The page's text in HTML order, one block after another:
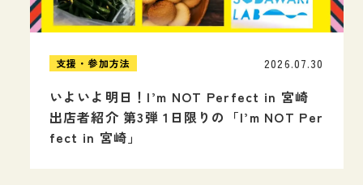
支援・参加方法
いよいよ明日！I’m NOT Perfect in 宮崎
出店者紹介 第3弾 1日限りの「I’m NOT Per
fect in 宮崎」
2026.07.30